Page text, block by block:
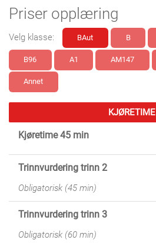
Priser opplæring
Velg klasse: BAut B
B96 A1 AM147
Annet
KJØRETIME
Kjøretime 45 min
Trinnvurdering trinn 2
Obligatorisk (45 min)
Trinnvurdering trinn 3
Obligatorisk (60 min)